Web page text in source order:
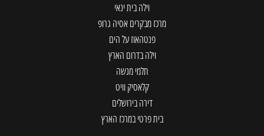
וילה בית ינאי
מרכז מבקרים אסיה גרופ
פנטהאוז על הים
וילה בדרום הארץ
תלמי מנשה
קלאסיק וויט
דירה בירושלים
בית פרטי במרכז הארץ